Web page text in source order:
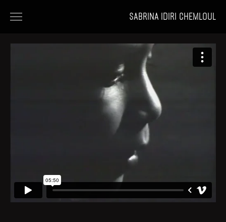
SABRINA IDIRI CHEMLOUL